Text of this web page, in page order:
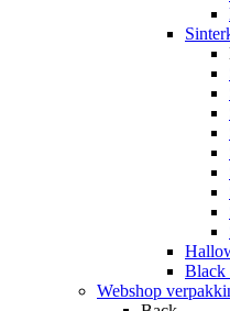
Black
Webshop